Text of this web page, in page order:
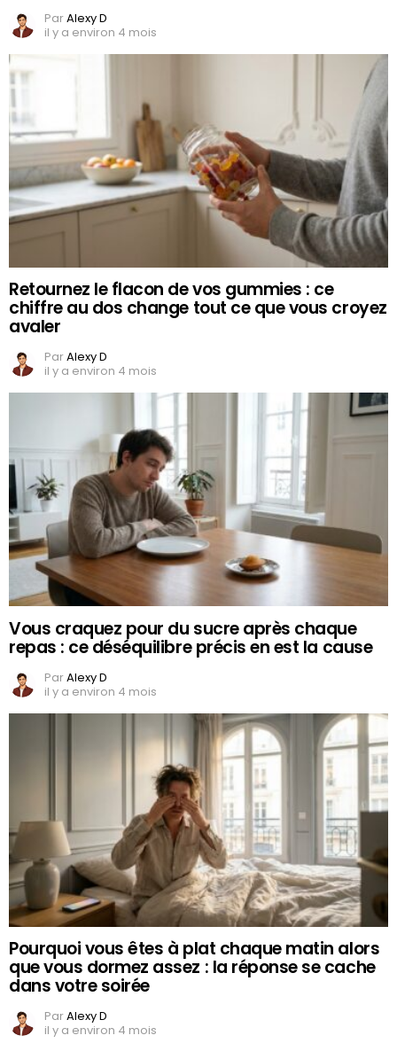
ParAlexy D
il y a environ 4 mois
Retournez le flacon de vos gummies : ce
chiffre au dos change tout ce que vous croyez
avaler
ParAlexy D
il y a environ 4 mois
Vous craquez pour du sucre après chaque
repas : ce déséquilibre précis en est la cause
ParAlexy D
il y a environ 4 mois
Pourquoi vous êtes à plat chaque matin alors
que vous dormez assez : la réponse se cache
dans votre soirée
ParAlexy D
il y a environ 4 mois